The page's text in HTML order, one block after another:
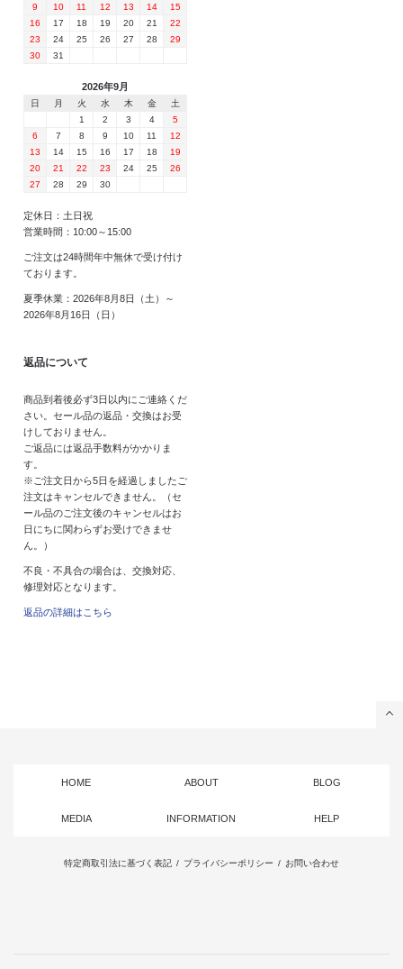
9
10 11 12 13 14
15
16
17 18 19 20 21
22
23
24 25 26 27 28
29
30
31
2026年9月
日 月 火 水 木 金
土
1
2 3 4
5
6
7 8 9 10 11
12
13
14 15 16 17 18
19
20
21 22 23 24 25
26
27
28 29 30
定休日：土日祝
営業時間：10:00～15:00
ご注文は24時間年中無休で受け付け
ております。
夏季休業：2026年8月8日（土）～
2026年8月16日（日）
返品について
商品到着後必ず3日以内にご連絡くだ
さい。セール品の返品・交換はお受
けしておりません。
ご返品には返品手数料がかかりま
す。
※ご注文日から5日を経過しましたご
注文はキャンセルできません。（セ
ール品のご注文後のキャンセルはお
日にちに関わらずお受けできませ
ん。）
不良・不具合の場合は、交換対応、
修理対応となります。
返品の詳細はこちら
HOME ABOUT BLOG
MEDIA INFORMATION HELP
特定商取引法に基づく表記 / プライバシーポリシー / お問い合わせ